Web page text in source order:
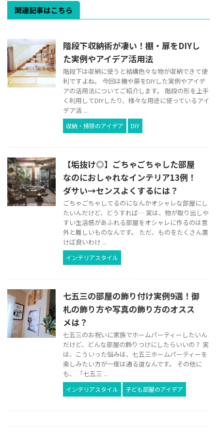
関連記事はこちら
階段下収納術が凄い！棚・扉をDIYし
た実例やアイデア活用法
階段下は収納に使うと結構色々な物が収納できて便
利ですよね。 今回は棚や扉をDIYした実例やアイデ
アの活用法についてご紹介します。 階段の形を上手
く利用してDIYしたり、様々な用途に使っているアイ
デア活 ...
収納・掃除のアイデア DIY
【垢抜け◎】ごちゃごちゃした部屋
なのにおしゃれなインテリア13例！
ダサい→センスよくするには？
ごちゃごちゃしてるのになんかオシャレな部屋にし
たいんだけど、どうすれば… 実は、物が取り出しや
すい生活感があふれる部屋をオシャレに作るのは意
外と難しいものなんです。 ただ、ものをたくさん置
けば良いわけ ...
インテリアスタイル
七五三の部屋の飾り付け実例9選！御
札の飾り方や写真の飾り方のオスス
メは？
七五三のお祝いに家族でホームパーティーしたいん
だけど、どんな部屋の飾りつけにしたらいいの？ 実
は、こういった悩みは、七五三ホームパーティーを
楽しみたい方が一度は通る道なんです。 その他に
も、 「七五三 ...
インテリアスタイル 子ども部屋のアイデア